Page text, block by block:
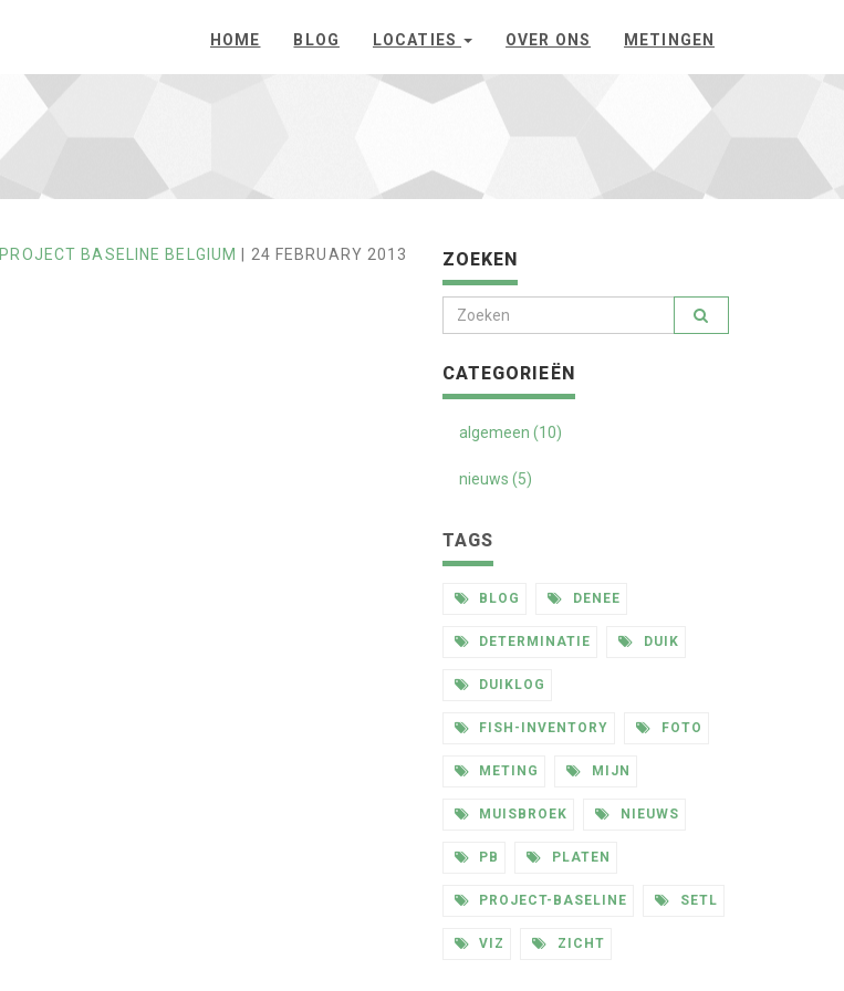
HOME BLOG LOCATIES OVER ONS METINGEN
PROJECT BASELINE BELGIUM | 24 FEBRUARY 2013 ZOEKEN
CATEGORIEËN
algemeen (10)
nieuws (5)
TAGS
BLOG DENEE
DETERMINATIE DUIK
DUIKLOG
FISH-INVENTORY FOTO
METING MIJN
MUISBROEK NIEUWS
PB PLATEN
PROJECT-BASELINE SETL
VIZ ZICHT